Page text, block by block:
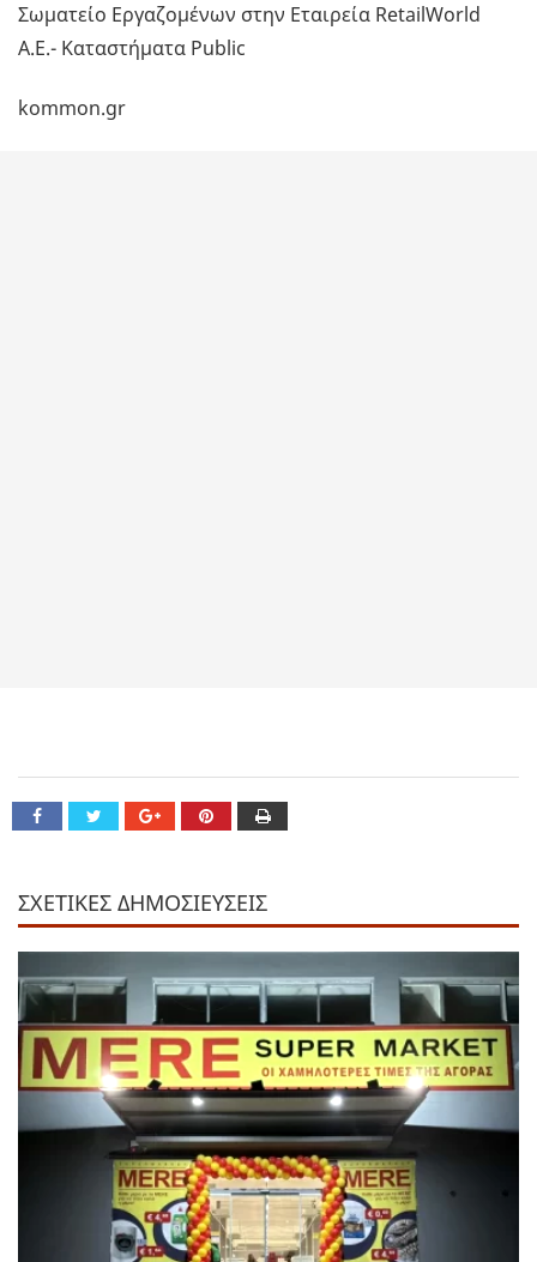
Σωματείο Εργαζομένων στην Εταιρεία RetailWorld
A.E.- Καταστήματα Public
kommon.gr
ΣΧΕΤΙΚΕΣ ΔΗΜΟΣΙΕΥΣΕΙΣ